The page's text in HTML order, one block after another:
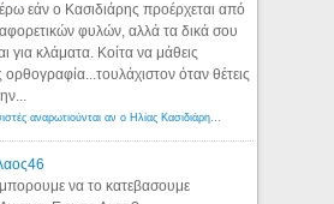
εάν ο Κασιδιάρης προέρχεται από
φυλών, αλλά τα δικά σου
για κλάματα. Κοίτα να μάθεις
ορθογραφία...τουλάχιστον όταν θέτεις
Αμερικανοί ρατσιστές αναρωτιούνται αν ο Ηλίας Κασιδιάρης ανήκει στη λευκή φυλή... - Λόγιος Ερμής
να το κατεβασουμε